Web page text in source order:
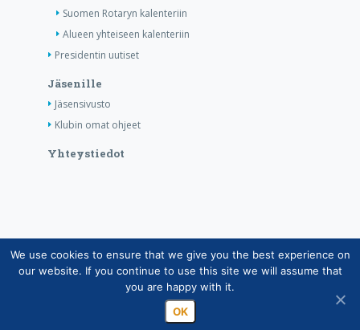
Suomen Rotaryn kalenteriin
Alueen yhteiseen kalenteriin
Presidentin uutiset
Jäsenille
Jäsensivusto
Klubin omat ohjeet
Yhteystiedot
Copyright © Suomen Rotarypalvelu ry 2026 |
Jäsentietojärjestelmän tietosuojaseloste|Henkilötietojen
käsittely Rotarytoiminnassa
We use cookies to ensure that we give you the best experience on
our website. If you continue to use this site we will assume that
you are happy with it.
OK